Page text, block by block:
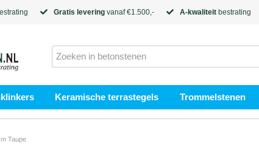
Gratis levering vanaf €1.500,- A-kwaliteit bestrating
Keramische terrastegels Trommelstenen
Taupe